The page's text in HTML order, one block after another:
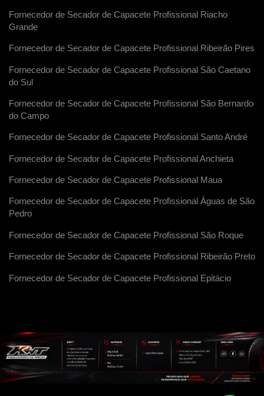
Fornecedor de Secador de Capacete Profissional Riacho
Grande
Fornecedor de Secador de Capacete Profissional Ribeirão Pires
Fornecedor de Secador de Capacete Profissional São Caetano
do Sul
Fornecedor de Secador de Capacete Profissional São Bernardo
do Campo
Fornecedor de Secador de Capacete Profissional Santo André
Fornecedor de Secador de Capacete Profissional Anchieta
Fornecedor de Secador de Capacete Profissional Maua
Fornecedor de Secador de Capacete Profissional Águas de São
Pedro
Fornecedor de Secador de Capacete Profissional São Roque
Fornecedor de Secador de Capacete Profissional Ribeirão Preto
Fornecedor de Secador de Capacete Profissional Epitácio